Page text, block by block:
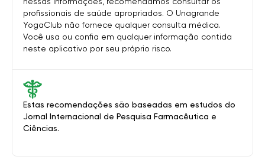
Estas recomendações são baseadas em estudos do
Jornal Internacional de Pesquisa Farmacêutica e
Ciências.
profissionais de saúde apropriados. O Unagrande
YogaClub não fornece qualquer consulta médica.
Você usa ou confia em qualquer informação contida
neste aplicativo por seu próprio risco.